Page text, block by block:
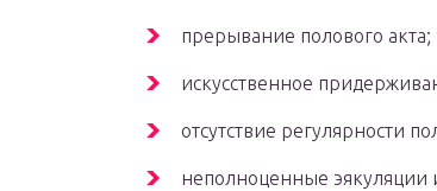
прерывание полового акта;
искусственное
отсутствие регулярности
неполноценные эякуляции